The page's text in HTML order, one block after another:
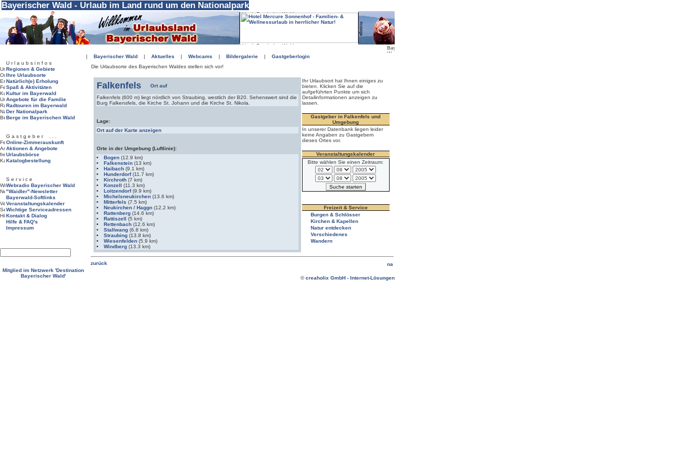
Bayerischer Wald - Urlaub im Land rund um den Nationalpark
| Bayerischer Wald | Aktuelles | Webcams | Bildergalerie | Gastgeberlogin
U r l a u b s i n f o s
Regionen & Gebiete
Ihre Urlaubsorte
Natürlich(e) Erholung
Spaß & Aktivitäten
Kultur im Bayerwald
Angebote für die Familie
Radtouren im Bayerwald
Der Nationalpark
Berge im Bayerischen Wald
G a s t g e b e r . . .
Online-Zimmerauskunft
Aktionen & Angebote
Urlaubsbörse
Katalogbestellung
S e r v i c e
Webradio Bayerischer Wald
"Waidler"-Newsletter
Bayerwald-Softlinks
Veranstaltungskalender
Wichtige Serviceadressen
Kontakt & Dialog
Hilfe & FAQ's
Impressum
Mitglied im Netzwerk 'Destination
Bayerischer Wald'
Die Urlaubsorte des Bayerischen Waldes stellen sich vor!
Falkenfels
Falkenfels (600 m) liegt nördlich von Straubing, westlich der B20. Sehenswert sind die
Burg Falkensfels, die Kirche St. Johann und die Kirche St. Nikola.
Lage:
Ort auf der Karte anzeigen
Orte in der Umgebung (Luftlinie):
Bogen(12.9 km)
Falkenstein(13 km)
Haibach(9.1 km)
Hunderdorf(11.7 km)
Kirchroth(7 km)
Konzell (11.3 km)
Loitzendorf(9.9 km)
Michelsneukirchen(13.6 km)
Mitterfels (7.5 km)
Neukirchen / Haggn(12.2 km)
Rattenberg(14.6 km)
Rattiszell (5 km)
Rettenbach(12.6 km)
Stallwang(6.8 km)
Straubing(13.8 km)
Wiesenfelden(5.9 km)
Windberg(13.3 km)
Ihr Urlaubsort hat Ihnen einiges zu
bieten. Klicken Sie auf die
aufgeführten Punkte um sich
Detailinformationen anzeigen zu
lassen.
Gastgeber in Falkenfels und
Umgebung
In unserer Datenbank liegen leider
keine Angaben zu Gastgebern
dieses Ortes vor.
Veranstaltungskalender
Bitte wählen Sie einen Zeitraum:
Freizeit & Service
Burgen & Schlösser
Kirchen & Kapellen
Natur entdecken
Verschiedenes
Wandern
©creaholix GmbH - Internet-Lösungen